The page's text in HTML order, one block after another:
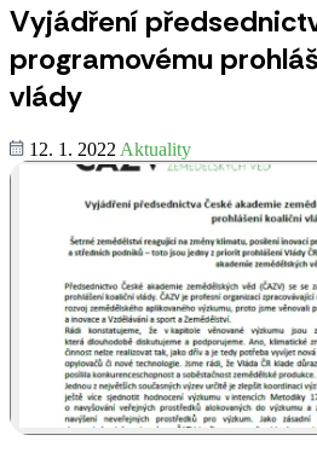
Vyjádření
programovému
vlády
12. 1. 2022 Aktuality